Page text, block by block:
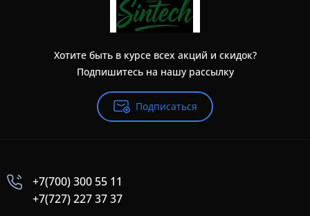
Хотите быть в курсе всех акций и скидок?
Подпишитесь на нашу рассылку
Подписаться
+7(700) 300 55 11
+7(727) 227 37 37